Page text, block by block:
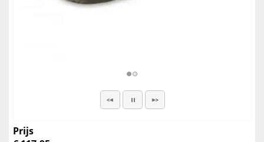
Prijs